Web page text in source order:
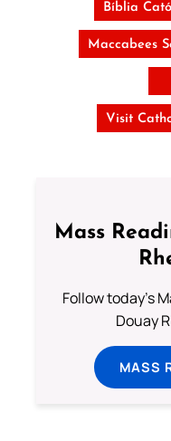
Bíblia
Maccabees
Visit
Mass
Follow today's
Douay
MASS